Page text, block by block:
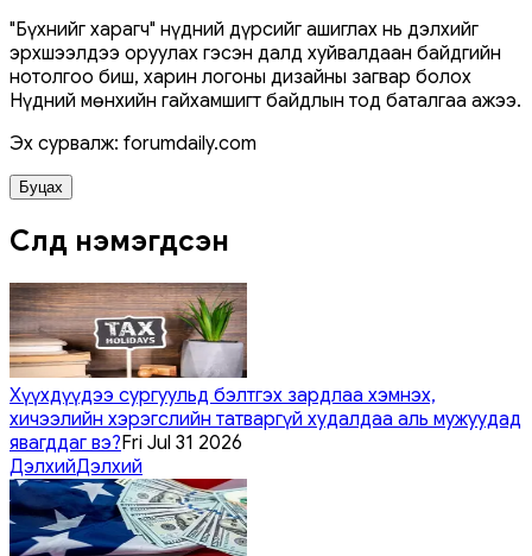
"Бүхнийг харагч" нүдний дүрсийг ашиглах нь дэлхийг
эрхшээлдээ оруулах гэсэн далд хуйвалдаан байдгийн
нотолгоо биш, харин логоны дизайны загвар болох
Нүдний мөнхийн гайхамшигт байдлын тод баталгаа ажээ.
Эх сурвалж: forumdaily.com
Буцах
Сүүлд нэмэгдсэн
Хүүхдүүдээ сургуульд бэлтгэх зардлаа хэмнэх,
хичээлийн хэрэгслийн татваргүй худалдаа аль мужуудад
явагддаг вэ?Fri Jul 31 2026
ДэлхийДэлхий